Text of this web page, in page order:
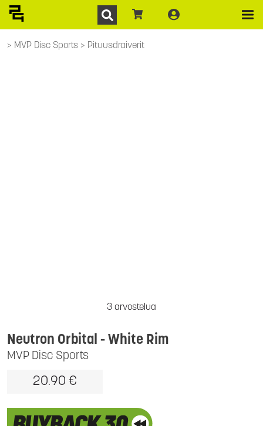
MVP Disc Sports Pituusdraiverit
3 arvostelua
MVP Disc Sports
Neutron Orbital - White Rim
20.90 €